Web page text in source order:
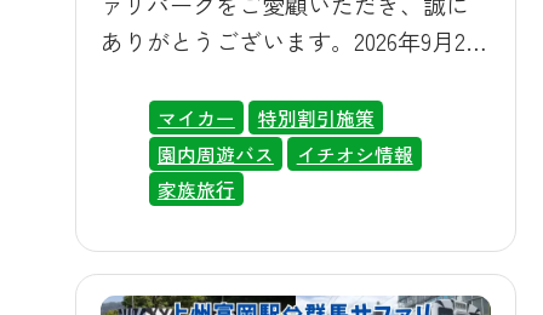
件・ご利用にあたって 本ウィークを
ご利用いただくには、群馬県にお住
まいであることを証明できる書類の
ご提示をお願いいたします。健康保
険証や運転免許証、マイナンバーカ
ードなど、住所が確認できるものを
ご準備ください。なお、ご提示は代
表者の方お一人で構いません。ご同
ありがとうございます。2026年9月26
「東京都民の日 感謝ウィーク」の開
催が決定いたしました。日頃より多
くの東京都にお住まいのお客様にご
気持ちを込めて、この期間限定でお
得な入園料金をご用意しておりま
マイカー
特別割引施策
園内周遊バス
イチオシ情報
家族旅行